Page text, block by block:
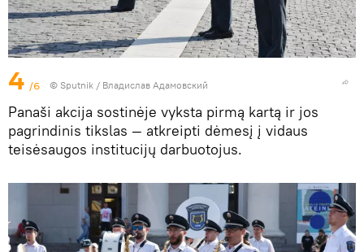
4 /6 © Sputnik / Владислав Адамовский
Panaši akcija sostinėje vyksta pirmą kartą ir jos
pagrindinis tikslas — atkreipti dėmesį į vidaus
teisėsaugos institucijų darbuotojus.